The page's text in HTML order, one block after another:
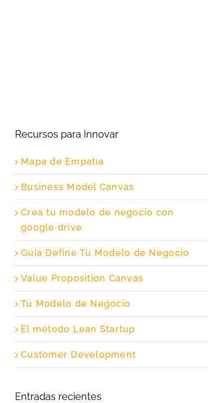
Recursos para Innovar
Mapa de Empatía
Business Model Canvas
Crea tu modelo de negocio con
google drive
Guía Define Tu Modelo de Negocio
Value Proposition Canvas
Tu Modelo de Negocio
El método Lean Startup
Customer Development
Entradas recientes